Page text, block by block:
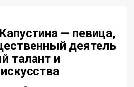
— певица,
деятель
талант и